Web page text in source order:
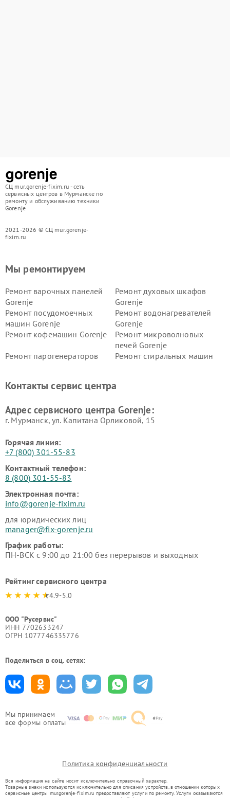
СЦ mur.gorenje-fixim.ru - сеть
сервисных центров в Мурманске по
ремонту и обслуживанию техники
Gorenje
2021-2026 © СЦ mur.gorenje-
fixim.ru
Мы принимаем
все формы оплаты
Мы ремонтируем
Ремонт варочных панелей
Gorenje
Ремонт духовых шкафов
Gorenje
Ремонт посудомоечных
машин Gorenje
Ремонт водонагревателей
Gorenje
Ремонт кофемашин Gorenje
Ремонт микроволновых
печей Gorenje
Ремонт парогенераторов
Ремонт стиральных машин
Контакты сервис центра
Адрес сервисного центра Gorenje:
г. Мурманск, ул. Капитана Орликовой, 15
Горячая линия:
+7 (800) 301-55-83
Контактный телефон:
8 (800) 301-55-83
Электронная почта:
info@gorenje-fixim.ru
для юридических лиц
manager@fix-gorenje.ru
График работы:
ПН-ВСК с 9:00 до 21:00 без перерывов и выходных
Рейтинг сервисного центра
4.9-5.0
ООО "Русервис"
ИНН 7702633247
ОГРН 1077746335776
Поделиться в соц. сетях:
Политика конфиденциальности
Вся информация на сайте носит исключительно справочный характер.
Товарные знаки используются исключительно для описания устройств, в отношении которых
сервисные центры mur.gorenje-fixim.ru предоставляют услуги по ремонту. Услуги оказываются